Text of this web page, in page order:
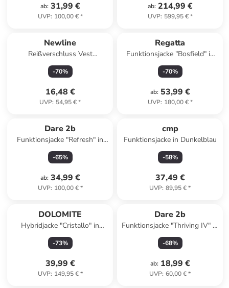
ab: 31,99 €
UVP: 100,00 €*
ab: 214,99 €
UVP: 599,95 €*
Newline
Reißverschluss Vest
Reflektierend Logo Kids Core
Kinder in EVENING
-70%
16,48 €
UVP: 54,95 €*
Regatta
Funktionsjacke "Bosfield" in
Khaki
-70%
ab: 53,99 €
UVP: 180,00 €*
Dare 2b
Funktionsjacke "Refresh" in
Hellgelb
-65%
ab: 34,99 €
UVP: 100,00 €*
cmp
Funktionsjacke in Dunkelblau
-58%
37,49 €
UVP: 89,95 €*
DOLOMITE
Hybridjacke "Cristallo" in
Hellblau
-73%
39,99 €
UVP: 149,95 €*
Dare 2b
Funktionsjacke "Thriving IV" in
Khaki
-68%
ab: 18,99 €
UVP: 60,00 €*